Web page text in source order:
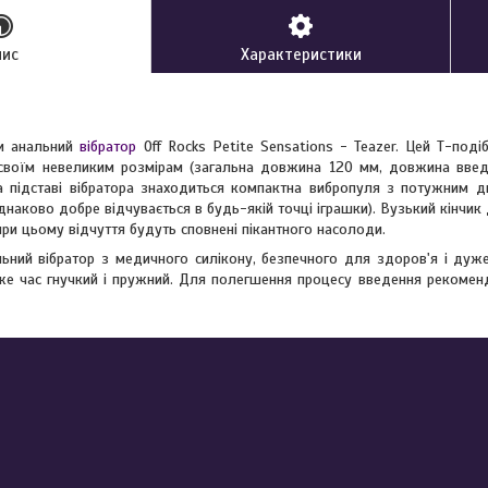
Характеристики
анальнийвібратор Off Rocks Petite Sensations - Teazer. Цей Т-
невеликим розмірам (загальна довжина 120 мм, довжина
вібратора знаходиться компактна вибропуля з потужним
добре відчувається в будь-якій точці іграшки). Вузький
цьому відчуття будуть сповнені пікантного насолоди.
вібратор з медичного силікону, безпечного для здоров'я і
час гнучкий і пружний. Для полегшення процесу введення